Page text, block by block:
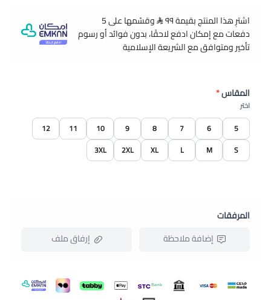
اشترِ هذا المنتج بقيمة ٩٩
وقسّمها على 5
دفعات مع إمكان ادفع لاحقًا، بدون فوائد أو رسوم
تأخير ومتوافق مع الشريعة الإسلامية
المقاس*
اختر
5
6
7
8
9
10
11
12
S
M
L
XL
2XL
3XL
المرفقات
إضافة ملاحظة
إرفاق ملف